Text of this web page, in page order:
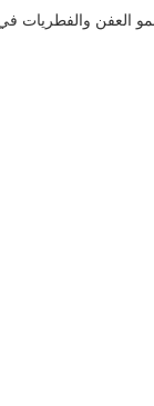
العفن والفطريات